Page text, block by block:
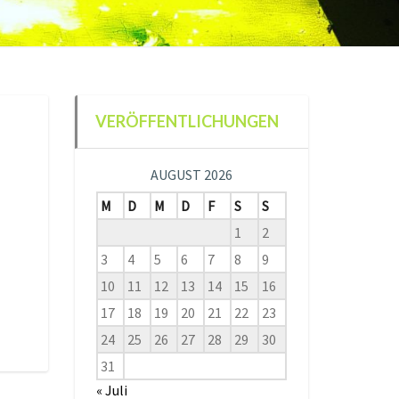
VERÖFFENTLICHUNGEN
AUGUST 2026
M
D M D F S
S
1
2
3
4 5 6 7 8
9
10
11 12 13 14 15
16
17
18 19 20 21 22
23
24
25 26 27 28 29
30
31
« Juli